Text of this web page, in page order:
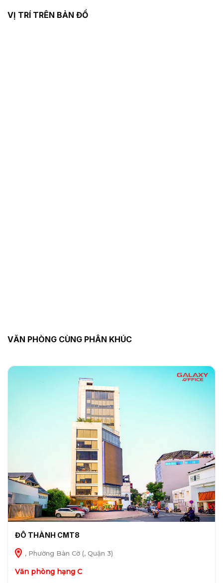
VỊ TRÍ TRÊN BẢN ĐỒ
VĂN PHÒNG CÙNG PHÂN KHÚC
ĐÔ THÀNH CMT8
, Phường Bàn Cờ (, Quận 3)
Văn phòng hạng C